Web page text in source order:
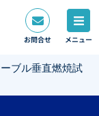
お問合せ メニュー
ブル垂直燃焼試